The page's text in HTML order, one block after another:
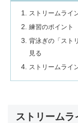
ストリームライ
練習のポイント
背泳ぎの「スト
見る
ストリームライ
ストリーム